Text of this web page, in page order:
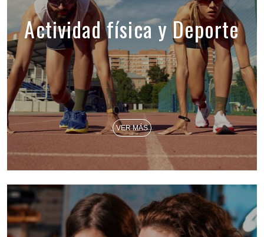
Actividad física y Deporte
VER MÁS